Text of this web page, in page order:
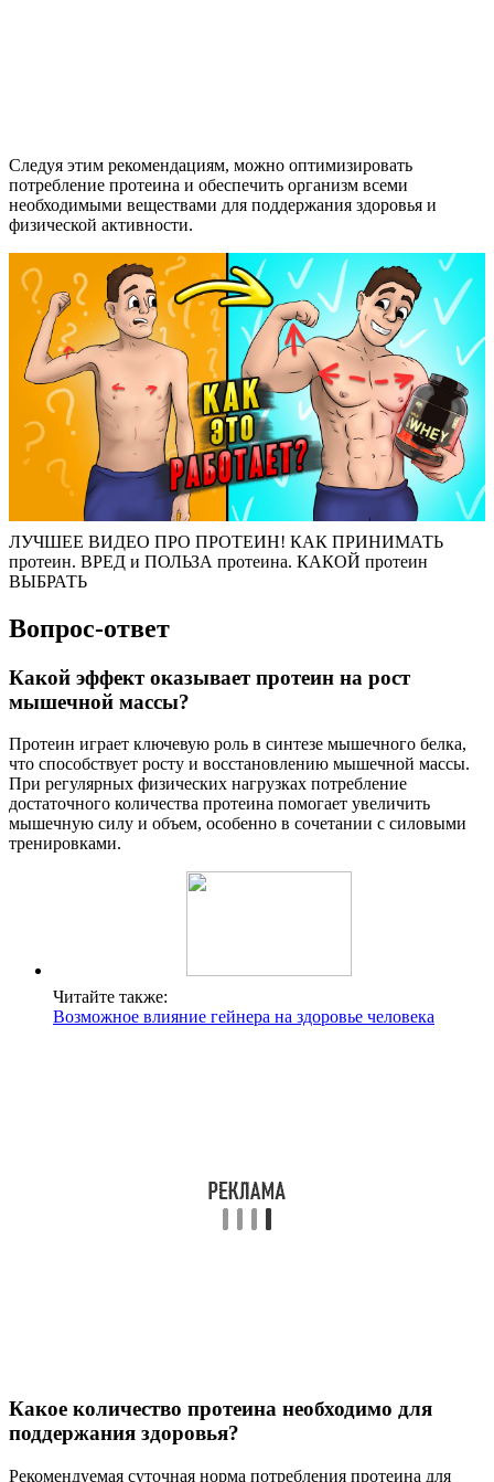
Следуя этим рекомендациям, можно оптимизировать
потребление протеина и обеспечить организм всеми
необходимыми веществами для поддержания здоровья и
физической активности.
ЛУЧШЕЕ ВИДЕО ПРО ПРОТЕИН! КАК ПРИНИМАТЬ
протеин. ВРЕД и ПОЛЬЗА протеина. КАКОЙ протеин
ВЫБРАТЬ
Вопрос-ответ
Какой эффект оказывает протеин на рост
мышечной массы?
Протеин играет ключевую роль в синтезе мышечного белка,
что способствует росту и восстановлению мышечной массы.
При регулярных физических нагрузках потребление
достаточного количества протеина помогает увеличить
мышечную силу и объем, особенно в сочетании с силовыми
тренировками.
Читайте также:
Возможное влияние гейнера на здоровье человека
Какое количество протеина необходимо для
поддержания здоровья?
Рекомендуемая суточная норма потребления протеина для